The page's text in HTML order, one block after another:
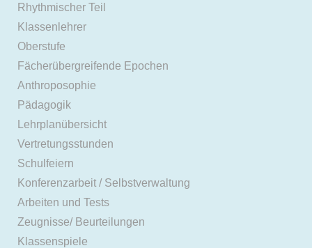
Rhythmischer Teil
Klassenlehrer
Oberstufe
Fächerübergreifende Epochen
Anthroposophie
Pädagogik
Lehrplanübersicht
Vertretungsstunden
Schulfeiern
Konferenzarbeit / Selbstverwaltung
Arbeiten und Tests
Zeugnisse/ Beurteilungen
Klassenspiele